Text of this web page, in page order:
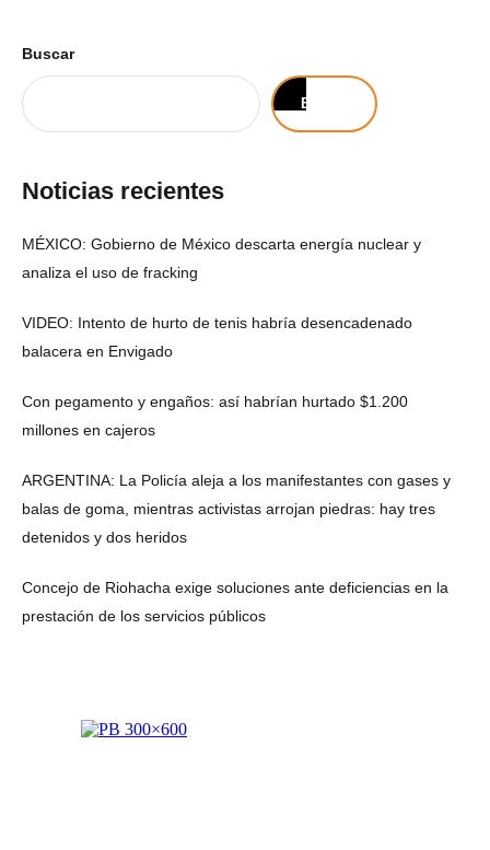
Buscar
Buscar
Noticias recientes
MÉXICO: Gobierno de México descarta energía nuclear y
analiza el uso de fracking
VIDEO: Intento de hurto de tenis habría desencadenado
balacera en Envigado
Con pegamento y engaños: así habrían hurtado $1.200
millones en cajeros
ARGENTINA: La Policía aleja a los manifestantes con gases y
balas de goma, mientras activistas arrojan piedras: hay tres
detenidos y dos heridos
Concejo de Riohacha exige soluciones ante deficiencias en la
prestación de los servicios públicos